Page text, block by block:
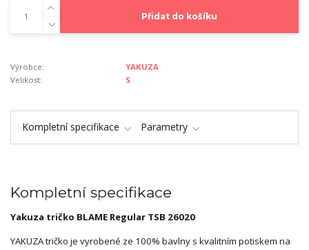
Přidat do košíku
Výrobce:
YAKUZA
Velikost:
S
Kompletní specifikace Parametry
Kompletní specifikace
Yakuza tričko BLAME Regular TSB 26020
YAKUZA tričko je vyrobené ze 100% bavlny s kvalitním potiskem na